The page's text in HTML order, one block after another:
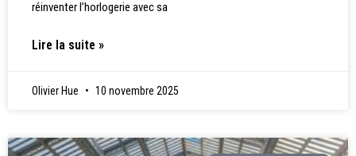
réinventer l’horlogerie avec sa
Lire la suite »
Olivier Hue 10 novembre 2025